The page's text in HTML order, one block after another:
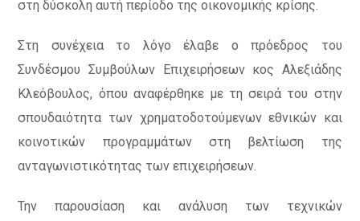
στη δύσκολη αυτή περίοδο της οικονομικής κρίσης.
Στη συνέχεια το λόγο έλαβε ο πρόεδρος του
Συνδέσμου Συμβούλων Επιχειρήσεων κος Αλεξιάδης
Κλεόβουλος, όπου αναφέρθηκε με τη σειρά του στην
σπουδαιότητα των χρηματοδοτούμενων εθνικών και
κοινοτικών προγραμμάτων στη βελτίωση της
ανταγωνιστικότητας των επιχειρήσεων.
Την παρουσίαση και ανάλυση των τεχνικών